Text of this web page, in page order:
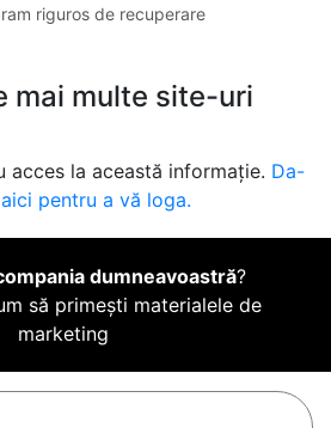
riguros de recuperare
mai multe site-uri
acces la această informație. Da-
pentru a vă loga.
dumneavoastră?
să primești materialele de
marketing